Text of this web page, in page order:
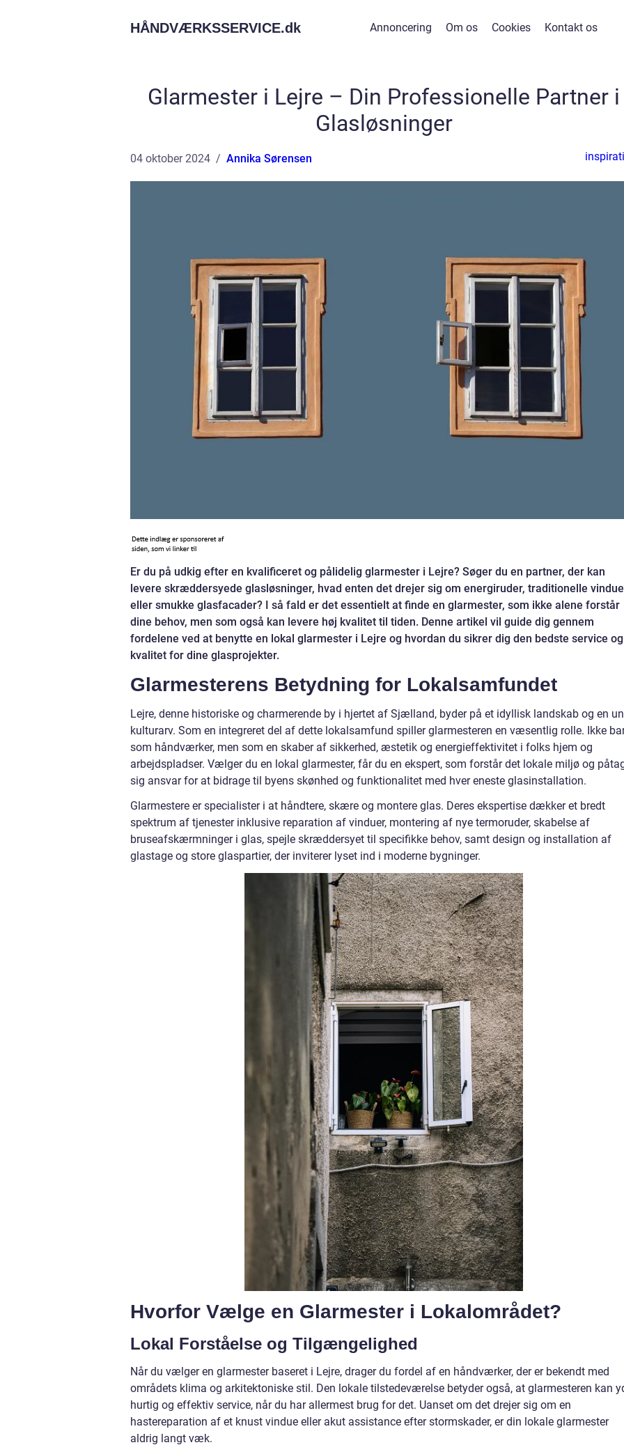
HÅNDVÆRKSSERVICE.dk Annoncering Om os Cookies Kontakt os
Glarmester i Lejre – Din Professionelle Partner i
Glasløsninger
04 oktober 2024 Annika Sørensen
Er du på udkig efter en kvalificeret og pålidelig glarmester i Lejre? Søger du en partner, der kan
levere skræddersyede glasløsninger, hvad enten det drejer sig om energiruder, traditionelle
eller smukke glasfacader? I så fald er det essentielt at finde en glarmester, som ikke alene forstår
dine behov, men som også kan levere høj kvalitet til tiden. Denne artikel vil guide dig gennem
fordelene ved at benytte en lokal glarmester i Lejre og hvordan du sikrer dig den bedste service og
kvalitet for dine glasprojekter.
Glarmesterens Betydning for Lokalsamfundet
Lejre, denne historiske og charmerende by i hjertet af Sjælland, byder på et idyllisk landskab og en
kulturarv. Som en integreret del af dette lokalsamfund spiller glarmesteren en væsentlig rolle. Ikke
som håndværker, men som en skaber af sikkerhed, æstetik og energieffektivitet i folks hjem og
arbejdspladser. Vælger du en lokal glarmester, får du en ekspert, som forstår det lokale miljø og
sig ansvar for at bidrage til byens skønhed og funktionalitet med hver eneste glasinstallation.
Glarmestere er specialister i at håndtere, skære og montere glas. Deres ekspertise dækker et bredt
spektrum af tjenester inklusive reparation af vinduer, montering af nye termoruder, skabelse af
bruseafskærmninger i glas, spejle skræddersyet til specifikke behov, samt design og installation af
glastage og store glaspartier, der inviterer lyset ind i moderne bygninger.
Hvorfor Vælge en Glarmester i Lokalområdet?
Lokal Forståelse og Tilgængelighed
Når du vælger en glarmester baseret i Lejre, drager du fordel af en håndværker, der er bekendt med
områdets klima og arkitektoniske stil. Den lokale tilstedeværelse betyder også, at glarmesteren kan
hurtig og effektiv service, når du har allermest brug for det. Uanset om det drejer sig om en
hastereparation af et knust vindue eller akut assistance efter stormskader, er din lokale glarmester
aldrig langt væk.